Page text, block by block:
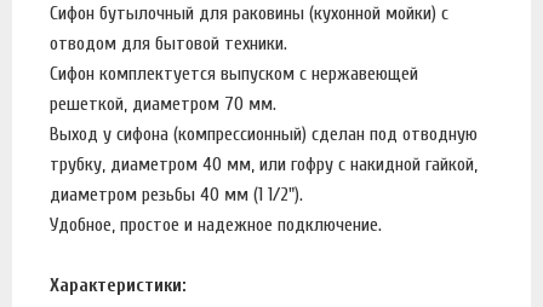
Сифон бутылочный для раковины (кухонной мойки) с
отводом для бытовой техники.
Сифон комплектуется выпуском с нержавеющей
решеткой, диаметром 70 мм.
Выход у сифона (компрессионный) сделан под отводную
трубку, диаметром 40 мм, или гофру с накидной гайкой,
диаметром резьбы 40 мм (1 1/2").
Удобное, простое и надежное подключение.
Характеристики: